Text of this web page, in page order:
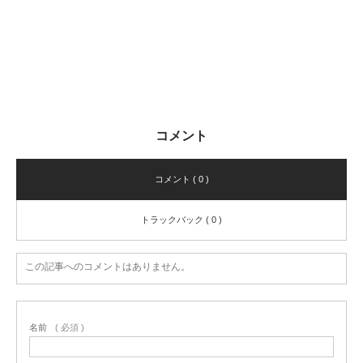
コメント
コメント ( 0 )
トラックバック ( 0 )
この記事へのコメントはありません。
名前 ( 必須 )